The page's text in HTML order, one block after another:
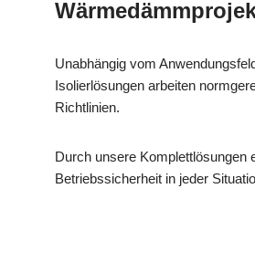
Unabhängig vom
Isolierlösungen arbeiten
Richtlinien.
Durch unsere Komplettlösungen
Betriebssicherheit in jeder